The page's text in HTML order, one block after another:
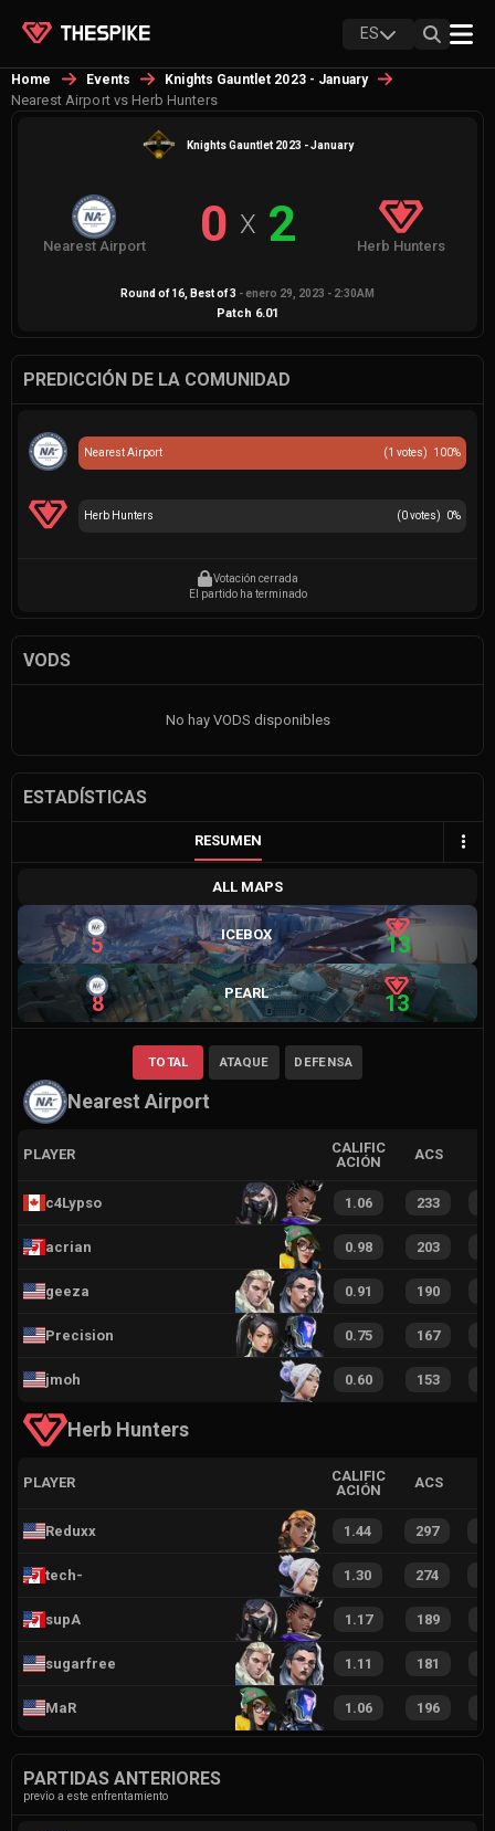
ES
Home Events Knights Gauntlet 2023 - January
Nearest Airport vs Herb Hunters
Knights Gauntlet 2023 - January
Nearest Airport 0 X 2 Herb Hunters
Round of 16 , Best of3 - enero 29, 2023 - 2:30AM
Patch 6.01
PREDICCIÓN DE LA COMUNIDAD
(1 votes) 100%
Nearest Airport
(0votes) 0%
Herb Hunters
Votación cerrada
El partido ha terminado
VODS
No hay VODS disponibles
ESTADÍSTICAS
RESUMEN
ALL MAPS
5 ICEBOX 13
8 PEARL 13
Nearest Airport
TOTAL ATAQUE DEFENSA
PLAYER
CALIFIC
ACIÓN
ACS
c4Lypso 1.06 233
acrian 0.98 203
geeza 0.91 190
Precision 0.75 167
jmoh 0.60 153
Herb Hunters
PLAYER
CALIFIC
ACIÓN
ACS
Reduxx 1.44 297
tech- 1.30 274
supA 1.17 189
sugarfree 1.11 181
MaR 1.06 196
PARTIDAS ANTERIORES
previo a este enfrentamiento